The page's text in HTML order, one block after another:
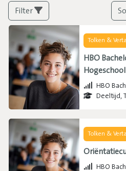
Filter
Tolken &
HBO
Hogeschool
HBO
Deeltijd,
Tolken &
HBO